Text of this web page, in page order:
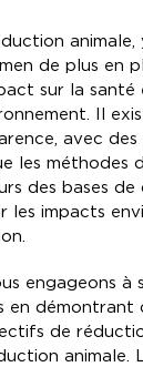
de plus en
sur la
Il
avec
les méthodes
des bases de
les impacts
engageons à
en démontrant
de
animale.